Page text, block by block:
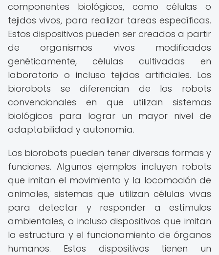
componentes biológicos, como células o
tejidos vivos, para realizar tareas específicas.
Estos dispositivos pueden ser creados a partir
de organismos vivos modificados
genéticamente, células cultivadas en
laboratorio o incluso tejidos artificiales. Los
biorobots se diferencian de los robots
convencionales en que utilizan sistemas
biológicos para lograr un mayor nivel de
adaptabilidad y autonomía.
Los biorobots pueden tener diversas formas y
funciones. Algunos ejemplos incluyen robots
que imitan el movimiento y la locomoción de
animales, sistemas que utilizan células vivas
para detectar y responder a estímulos
ambientales, o incluso dispositivos que imitan
la estructura y el funcionamiento de órganos
humanos. Estos dispositivos tienen un